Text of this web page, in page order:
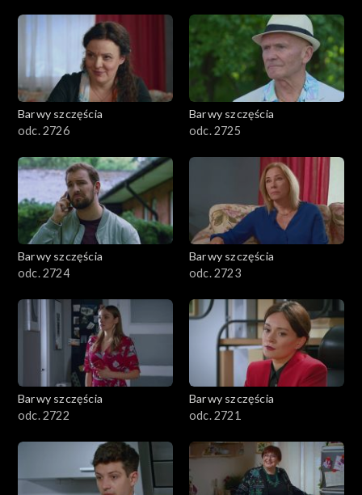
Barwy szczęścia
odc. 2726
Barwy szczęścia
odc. 2725
Barwy szczęścia
odc. 2724
Barwy szczęścia
odc. 2723
Barwy szczęścia
odc. 2722
Barwy szczęścia
odc. 2721